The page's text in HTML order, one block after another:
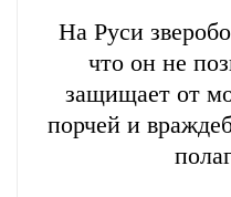
На Руси
что он не
защищает от
порчей и